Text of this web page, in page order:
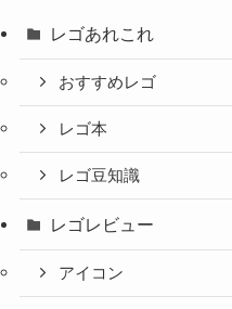
レゴあれこれ
おすすめレゴ
レゴ本
レゴ豆知識
レゴレビュー
アイコン